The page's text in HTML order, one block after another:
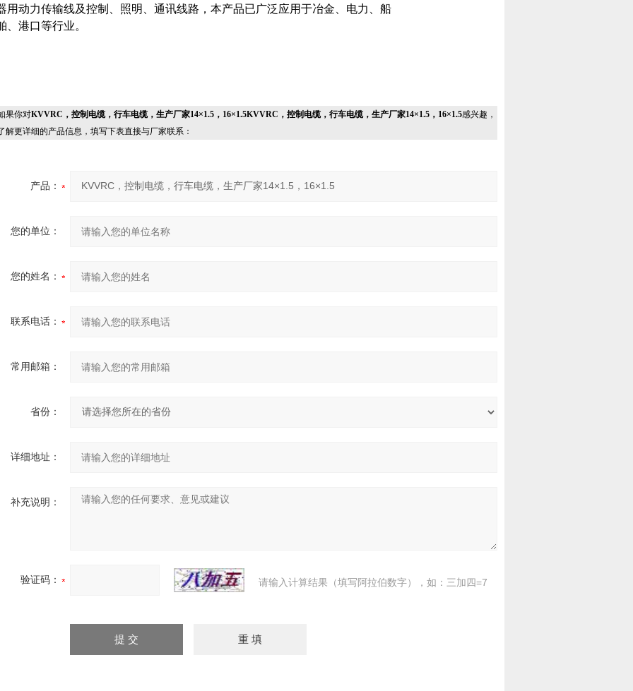
用动力传输线及控制、照明、通讯线路，本产品已广泛应用于冶金、电力、船
、港口等行业。
你对KVVRC，控制电缆，行车电缆，生产厂家14×1.5，16×1.5KVVRC，控制电缆，行车电缆，生产厂家14×1.5，16×1.5感兴趣，
解更详细的产品信息，填写下表直接与厂家联系：
产品：
您的单位：
您的姓名：
联系电话：
常用邮箱：
省份：
详细地址：
补充说明：
验证码： 请输入计算结果（填写阿拉伯数字），如：三加四=7